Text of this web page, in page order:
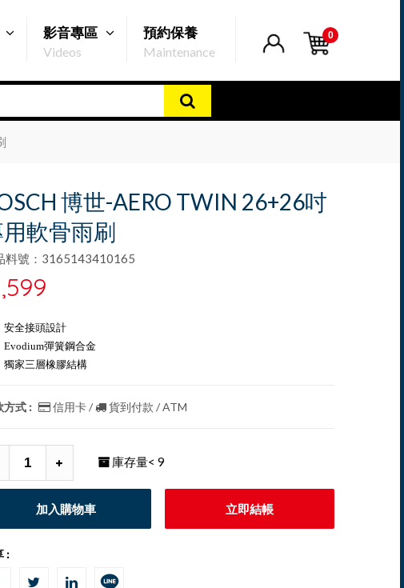
0
影音專區
Videos
預約保養
Maintenance
博世-AERO TWIN 26+26吋
軟骨雨刷
料號：3165143410165
安全接頭設計
Evodium彈簧鋼合金
獨家三層橡膠結構
方式 : 信用卡 / 貨到付款 / ATM
庫存量< 9
加入購物車 立即結帳
: